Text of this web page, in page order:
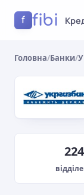
f fibi
Головна/Банки/
224